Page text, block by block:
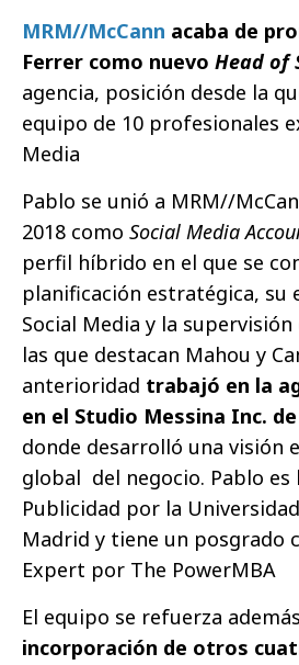
MRM//McCann acaba de
Ferrer como nuevo Head of
agencia, posición desde la
equipo de 10 profesionales
Media
Pablo se unió a MRM//
2018 como Social Media
perfil híbrido en el que se
planificación estratégica, su
Social Media y la
las que destacan Mahou y
anterioridad trabajó en la
en el Studio Messina Inc.
donde desarrolló una visión
global del negocio. Pablo es
Publicidad por la
Madrid y tiene un posgrado
Expert por The PowerMBA
El equipo se refuerza
incorporación de otros